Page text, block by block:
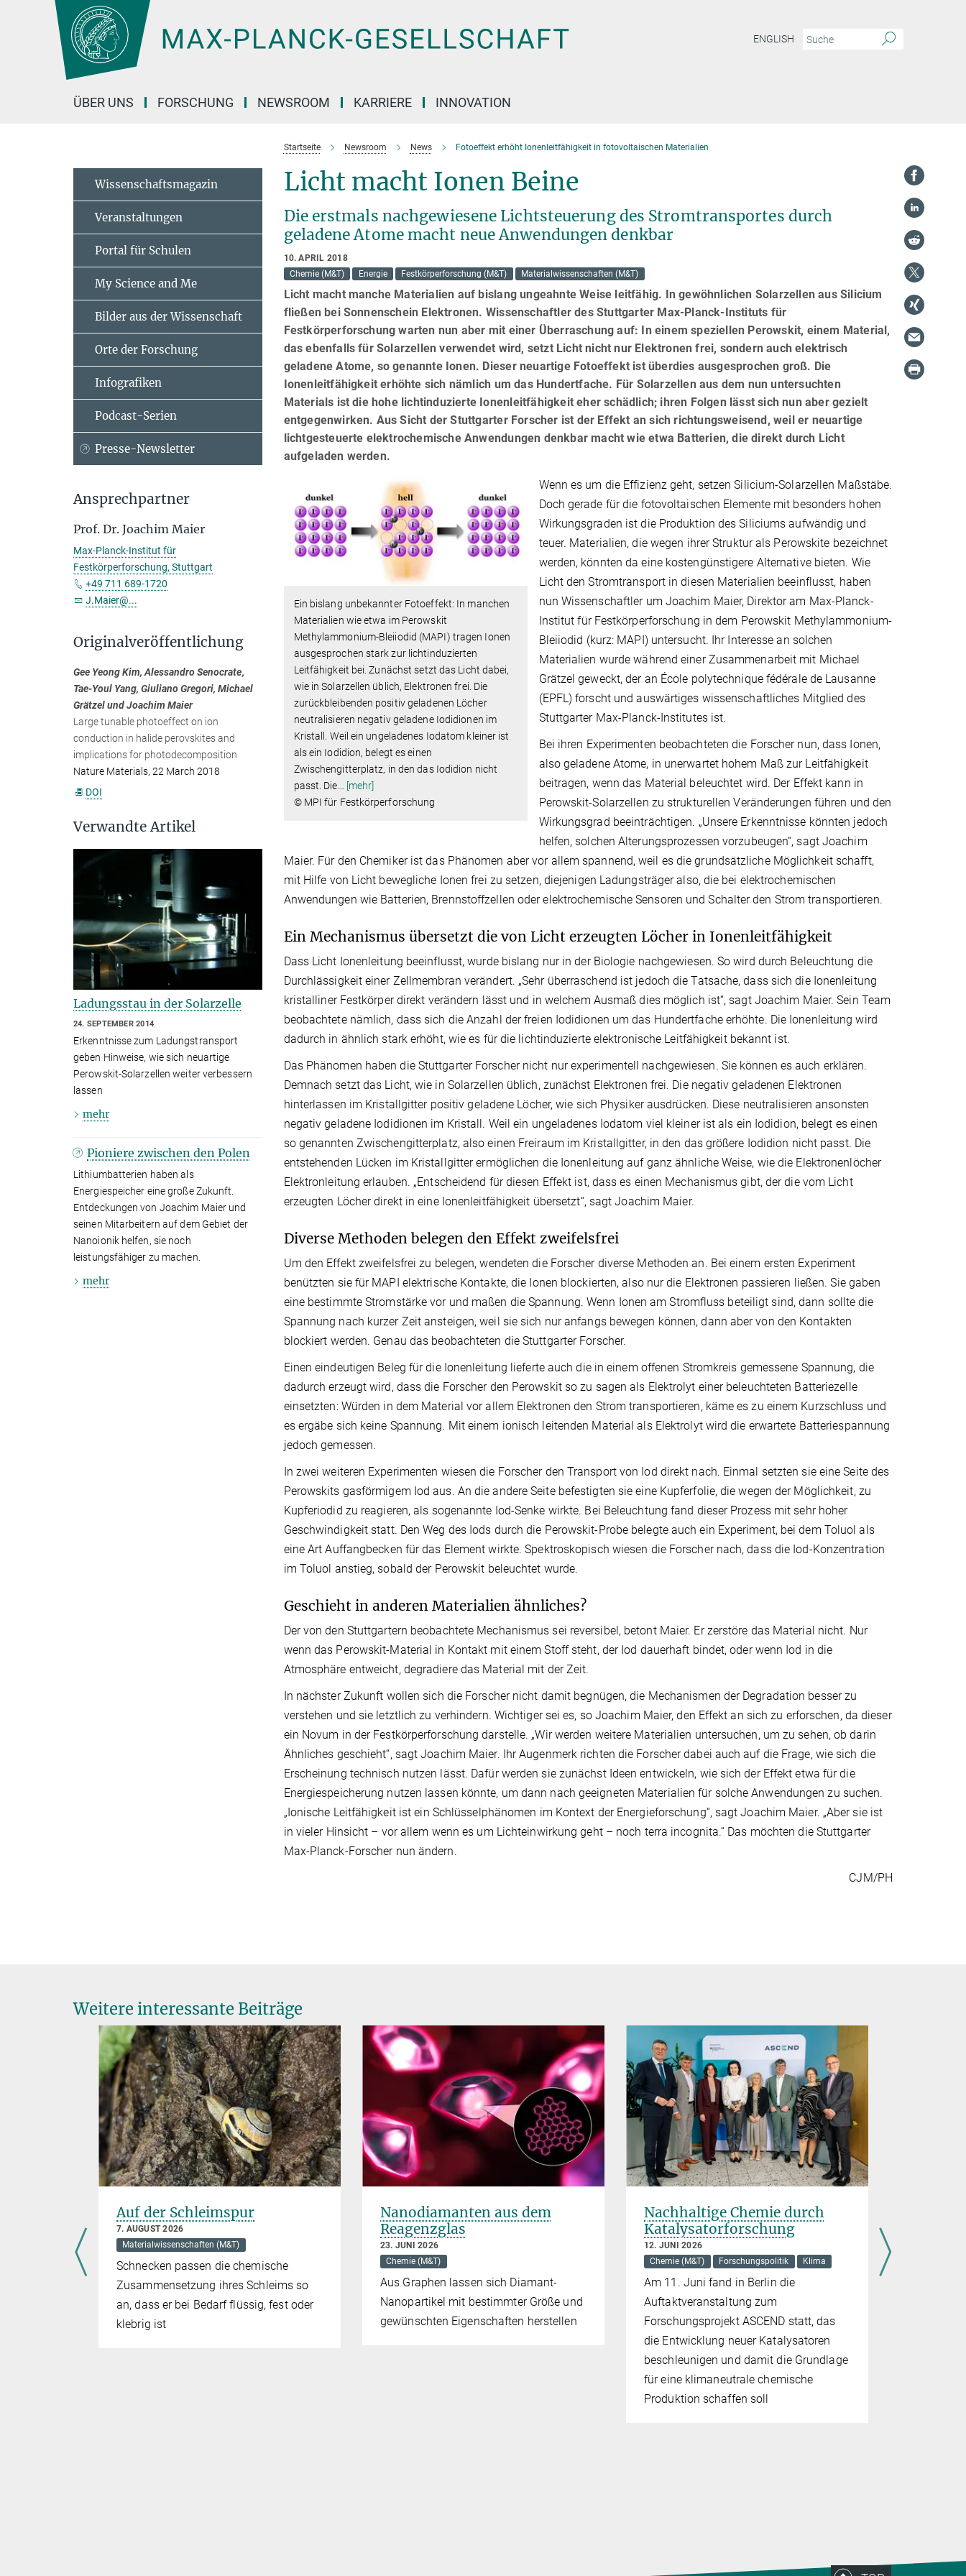
Hauptinhalt
ENGLISH
ÜBER UNS FORSCHUNG NEWSROOM KARRIERE INNOVATION
Startseite Newsroom News Fotoeffekt erhöht Ionenleitfähigkeit in fotovoltaischen Materialien
Licht macht Ionen Beine
Die erstmals nachgewiesene Lichtsteuerung des Stromtransportes durch
geladene Atome macht neue Anwendungen denkbar
10. APRIL 2018
Chemie (M&T)
Energie Festkörperforschung (M&T) Materialwissenschaften (M&T)
Licht macht manche Materialien auf bislang ungeahnte Weise leitfähig. In gewöhnlichen Solarzellen aus Silicium
fließen bei Sonnenschein Elektronen. Wissenschaftler des Stuttgarter Max-Planck-Instituts für
Festkörperforschung warten nun aber mit einer Überraschung auf: In einem speziellen Perowskit, einem Material,
das ebenfalls für Solarzellen verwendet wird, setzt Licht nicht nur Elektronen frei, sondern auch elektrisch
geladene Atome, so genannte Ionen. Dieser neuartige Fotoeffekt ist überdies ausgesprochen groß. Die
Ionenleitfähigkeit erhöhte sich nämlich um das Hundertfache. Für Solarzellen aus dem nun untersuchten
Materials ist die hohe lichtinduzierte Ionenleitfähigkeit eher schädlich; ihren Folgen lässt sich nun aber gezielt
entgegenwirken. Aus Sicht der Stuttgarter Forscher ist der Effekt an sich richtungsweisend, weil er neuartige
lichtgesteuerte elektrochemische Anwendungen denkbar macht wie etwa Batterien, die direkt durch Licht
aufgeladen werden.
Ein bislang unbekannter Fotoeffekt: In manchen
Materialien wie etwa im Perowskit
Methylammonium-Bleiiodid (MAPI) tragen Ionen
ausgesprochen stark zur lichtinduzierten
Leitfähigkeit bei. Zunächst setzt das Licht dabei,
wie in Solarzellen üblich, Elektronen frei. Die
zurückbleibenden positiv geladenen Löcher
neutralisieren negativ geladene Iodidionen im
Kristall. Weil ein ungeladenes Iodatom kleiner ist
als ein Iodidion, belegt es einen
Zwischengitterplatz, in den das Iodidion nicht
passt. Die
[mehr]
© MPI für Festkörperforschung
Wenn es um die Effizienz geht, setzen Silicium-Solarzellen Maßstäbe.
Doch gerade für die fotovoltaischen Elemente mit besonders hohen
Wirkungsgraden ist die Produktion des Siliciums aufwändig und
teuer. Materialien, die wegen ihrer Struktur als Perowskite bezeichnet
werden, könnten da eine kostengünstigere Alternative bieten. Wie
Licht den Stromtransport in diesen Materialien beeinflusst, haben
nun Wissenschaftler um Joachim Maier, Direktor am Max-Planck-
Institut für Festkörperforschung in dem Perowskit Methylammonium-
Bleiiodid (kurz: MAPI) untersucht. Ihr Interesse an solchen
Materialien wurde während einer Zusammenarbeit mit Michael
Grätzel geweckt, der an École polytechnique fédérale de Lausanne
(EPFL) forscht und auswärtiges wissenschaftliches Mitglied des
Stuttgarter Max-Planck-Institutes ist.
Bei ihren Experimenten beobachteten die Forscher nun, dass Ionen,
also geladene Atome, in unerwartet hohem Maß zur Leitfähigkeit
beitragen, wenn das Material beleuchtet wird. Der Effekt kann in
Perowskit-Solarzellen zu strukturellen Veränderungen führen und den
Wirkungsgrad beeinträchtigen. „Unsere Erkenntnisse könnten jedoch
helfen, solchen Alterungsprozessen vorzubeugen“, sagt Joachim
Maier. Für den Chemiker ist das Phänomen aber vor allem spannend, weil es die grundsätzliche Möglichkeit schafft,
mit Hilfe von Licht bewegliche Ionen frei zu setzen, diejenigen Ladungsträger also, die bei elektrochemischen
Anwendungen wie Batterien, Brennstoffzellen oder elektrochemische Sensoren und Schalter den Strom transportieren.
Ein Mechanismus übersetzt die von Licht erzeugten Löcher in Ionenleitfähigkeit
Dass Licht Ionenleitung beeinflusst, wurde bislang nur in der Biologie nachgewiesen. So wird durch Beleuchtung die
Durchlässigkeit einer Zellmembran verändert. „Sehr überraschend ist jedoch die Tatsache, dass sich die Ionenleitung
kristalliner Festkörper direkt verändern lässt und in welchem Ausmaß dies möglich ist“, sagt Joachim Maier. Sein Team
beobachtete nämlich, dass sich die Anzahl der freien Iodidionen um das Hundertfache erhöhte. Die Ionenleitung wird
dadurch in ähnlich stark erhöht, wie es für die lichtinduzierte elektronische Leitfähigkeit bekannt ist.
Das Phänomen haben die Stuttgarter Forscher nicht nur experimentell nachgewiesen. Sie können es auch erklären.
Demnach setzt das Licht, wie in Solarzellen üblich, zunächst Elektronen frei. Die negativ geladenen Elektronen
hinterlassen im Kristallgitter positiv geladene Löcher, wie sich Physiker ausdrücken. Diese neutralisieren ansonsten
negativ geladene Iodidionen im Kristall. Weil ein ungeladenes Iodatom viel kleiner ist als ein Iodidion, belegt es einen
so genannten Zwischengitterplatz, also einen Freiraum im Kristallgitter, in den das größere Iodidion nicht passt. Die
entstehenden Lücken im Kristallgitter ermöglichen die Ionenleitung auf ganz ähnliche Weise, wie die Elektronenlöcher
Elektronleitung erlauben. „Entscheidend für diesen Effekt ist, dass es einen Mechanismus gibt, der die vom Licht
erzeugten Löcher direkt in eine Ionenleitfähigkeit übersetzt“, sagt Joachim Maier.
Diverse Methoden belegen den Effekt zweifelsfrei
Um den Effekt zweifelsfrei zu belegen, wendeten die Forscher diverse Methoden an. Bei einem ersten Experiment
benützten sie für MAPI elektrische Kontakte, die Ionen blockierten, also nur die Elektronen passieren ließen. Sie gaben
eine bestimmte Stromstärke vor und maßen die Spannung. Wenn Ionen am Stromfluss beteiligt sind, dann sollte die
Spannung nach kurzer Zeit ansteigen, weil sie sich nur anfangs bewegen können, dann aber von den Kontakten
blockiert werden. Genau das beobachteten die Stuttgarter Forscher.
Einen eindeutigen Beleg für die Ionenleitung lieferte auch die in einem offenen Stromkreis gemessene Spannung, die
dadurch erzeugt wird, dass die Forscher den Perowskit so zu sagen als Elektrolyt einer beleuchteten Batteriezelle
einsetzten: Würden in dem Material vor allem Elektronen den Strom transportieren, käme es zu einem Kurzschluss und
es ergäbe sich keine Spannung. Mit einem ionisch leitenden Material als Elektrolyt wird die erwartete Batteriespannung
jedoch gemessen.
In zwei weiteren Experimenten wiesen die Forscher den Transport von Iod direkt nach. Einmal setzten sie eine Seite des
Perowskits gasförmigem Iod aus. An die andere Seite befestigten sie eine Kupferfolie, die wegen der Möglichkeit, zu
Kupferiodid zu reagieren, als sogenannte Iod-Senke wirkte. Bei Beleuchtung fand dieser Prozess mit sehr hoher
Geschwindigkeit statt. Den Weg des Iods durch die Perowskit-Probe belegte auch ein Experiment, bei dem Toluol als
eine Art Auffangbecken für das Element wirkte. Spektroskopisch wiesen die Forscher nach, dass die Iod-Konzentration
im Toluol anstieg, sobald der Perowskit beleuchtet wurde.
Geschieht in anderen Materialien ähnliches?
Der von den Stuttgartern beobachtete Mechanismus sei reversibel, betont Maier. Er zerstöre das Material nicht. Nur
wenn das Perowskit-Material in Kontakt mit einem Stoff steht, der Iod dauerhaft bindet, oder wenn Iod in die
Atmosphäre entweicht, degradiere das Material mit der Zeit.
In nächster Zukunft wollen sich die Forscher nicht damit begnügen, die Mechanismen der Degradation besser zu
verstehen und sie letztlich zu verhindern. Wichtiger sei es, so Joachim Maier, den Effekt an sich zu erforschen, da dieser
ein Novum in der Festkörperforschung darstelle. „Wir werden weitere Materialien untersuchen, um zu sehen, ob darin
Ähnliches geschieht“, sagt Joachim Maier. Ihr Augenmerk richten die Forscher dabei auch auf die Frage, wie sich die
Erscheinung technisch nutzen lässt. Dafür werden sie zunächst Ideen entwickeln, wie sich der Effekt etwa für die
Energiespeicherung nutzen lassen könnte, um dann nach geeigneten Materialien für solche Anwendungen zu suchen.
„Ionische Leitfähigkeit ist ein Schlüsselphänomen im Kontext der Energieforschung“, sagt Joachim Maier. „Aber sie ist
in vieler Hinsicht – vor allem wenn es um Lichteinwirkung geht – noch terra incognita.“ Das möchten die Stuttgarter
Max-Planck-Forscher nun ändern.
CJM/PH
Wissenschaftsmagazin
Veranstaltungen
Portal für Schulen
My Science and Me
Bilder aus der Wissenschaft
Orte der Forschung
Infografiken
Podcast-Serien
Presse-Newsletter
Ansprechpartner
Prof. Dr. Joachim Maier
Max-Planck-Institut für
Festkörperforschung, Stuttgart
+49 711 689-1720
J.Maier@...
Originalveröffentlichung
Gee Yeong Kim, Alessandro Senocrate ,
Tae-Youl Yang, Giuliano Gregori, Michael
Grätzel und Joachim Maier
Large tunable photoeffect on ion
conduction in halide perovskites and
implications for photodecomposition
Nature Materials, 22 March 2018
DOI
Verwandte Artikel
Ladungsstau in der Solarzelle
24. SEPTEMBER 2014
Erkenntnisse zum Ladungstransport
geben Hinweise, wie sich neuartige
Perowskit-Solarzellen weiter verbessern
lassen
mehr
Pioniere zwischen den Polen
Lithiumbatterien haben als
Energiespeicher eine große Zukunft.
Entdeckungen von Joachim Maier und
seinen Mitarbeitern auf dem Gebiet der
Nanoionik helfen, sie noch
leistungsfähiger zu machen.
mehr
Weitere interessante Beiträge
Auf der Schleimspur
7. AUGUST 2026
Materialwissenschaften (M&T)
Schnecken passen die chemische
Zusammensetzung ihres Schleims so
an, dass er bei Bedarf flüssig, fest oder
klebrig ist
Nanodiamanten aus dem
Reagenzglas
23. JUNI 2026
Chemie (M&T)
Aus Graphen lassen sich Diamant-
Nanopartikel mit bestimmter Größe und
gewünschten Eigenschaften herstellen
Nachhaltige Chemie durch
Katalysatorforschung
12. JUNI 2026
Chemie (M&T)
Forschungspolitik Klima
Am 11. Juni fand in Berlin die
Auftaktveranstaltung zum
Forschungsprojekt ASCEND statt, das
die Entwicklung neuer Katalysatoren
beschleunigen und damit die Grundlage
für eine klimaneutrale chemische
Produktion schaffen soll